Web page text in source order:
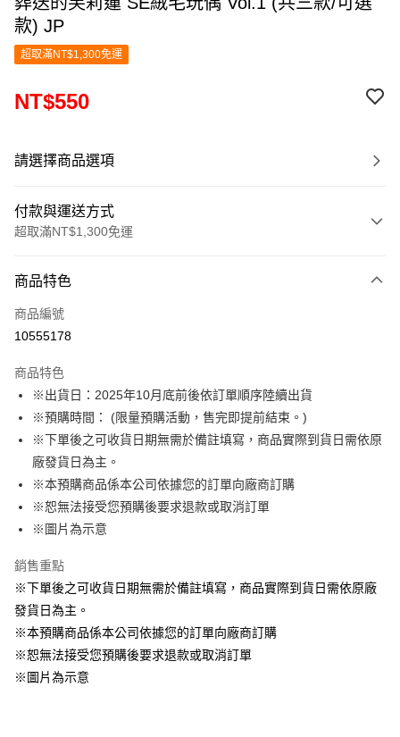
款) JP
超取滿NT$1,300免運
NT$550
請選擇商品選項
付款與運送方式
超取滿NT$1,300免運
信用卡一次付款
超商取貨付款
Apple Pay
悠遊付
Google Pay
ATM付款
貨到付款
運送方式
全家取貨付款
每筆NT$65，滿NT$1,300(含以上)免運費
付款後全家取貨
每筆NT$65，滿NT$1,300(含以上)免運費
商品特色
商品編號
10555178
商品特色
※出貨日：2025年10月底前後依訂單順序陸續出貨
※預購時間： (限量預購活動，售完即提前結束。)
※下單後之可收貨日期無需於備註填寫，商品實際到貨日需依原
廠發貨日為主。
※本預購商品係本公司依據您的訂單向廠商訂購
※恕無法接受您預購後要求退款或取消訂單
※圖片為示意
銷售重點
※下單後之可收貨日期無需於備註填寫，商品實際到貨日需依原廠
發貨日為主。
※本預購商品係本公司依據您的訂單向廠商訂購
※恕無法接受您預購後要求退款或取消訂單
※圖片為示意